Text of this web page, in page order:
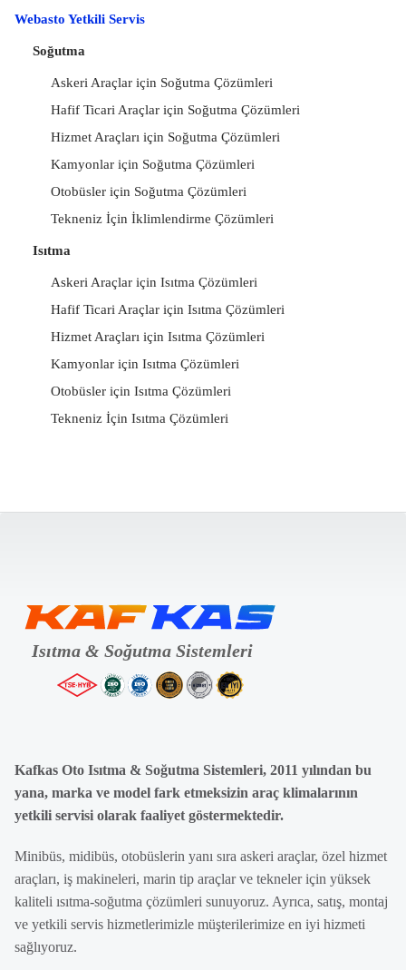
Webasto Yetkili Servis
Soğutma
Askeri Araçlar için Soğutma Çözümleri
Hafif Ticari Araçlar için Soğutma Çözümleri
Hizmet Araçları için Soğutma Çözümleri
Kamyonlar için Soğutma Çözümleri
Otobüsler için Soğutma Çözümleri
Tekneniz İçin İklimlendirme Çözümleri
Isıtma
Askeri Araçlar için Isıtma Çözümleri
Hafif Ticari Araçlar için Isıtma Çözümleri
Hizmet Araçları için Isıtma Çözümleri
Kamyonlar için Isıtma Çözümleri
Otobüsler için Isıtma Çözümleri
Tekneniz İçin Isıtma Çözümleri
Kafkas Oto Isıtma & Soğutma Sistemleri, 2011 yılından bu
yana, marka ve model fark etmeksizin araç klimalarının
yetkili servisi olarak faaliyet göstermektedir.
Minibüs, midibüs, otobüslerin yanı sıra askeri araçlar, özel hizmet
araçları, iş makineleri, marin tip araçlar ve tekneler için yüksek
kaliteli ısıtma-soğutma çözümleri sunuyoruz. Ayrıca, satış, montaj
ve yetkili servis hizmetlerimizle müşterilerimize en iyi hizmeti
sağlıyoruz.